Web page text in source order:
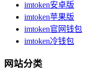
imtoken安卓版
imtoken苹果版
imtoken官网钱包
imtoken冷钱包
网站分类